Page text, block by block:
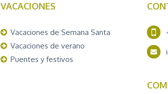
VACACIONES
Vacaciones de Semana Santa
Vacaciones de verano
Puentes y festivos